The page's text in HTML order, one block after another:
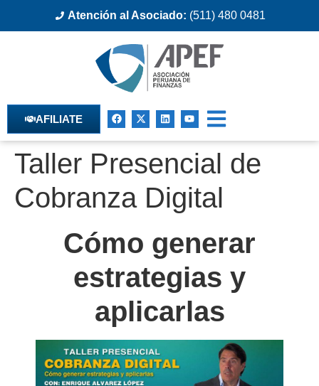
Atención al Asociado: (511) 480 0481
AFILIATE
Taller Presencial de
Cobranza Digital
Cómo generar
estrategias y
aplicarlas